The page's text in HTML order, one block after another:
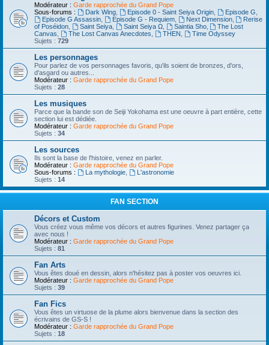
Modérateur : Garde rapprochée du Grand Pope
Sous-forums :
Dark Wing, Episode 0 - Saint Seiya Origin, Episode G
Episode G Assassin, Episode G - Requiem, Next Dimension,
Rerise
of Poséidon
Saint Seiya, Saint Seiya Ω, Saintia Sho,
The Lost
Canvas
The Lost Canvas Anecdotes THEN
Time Odyssey
Sujets : 729
Les personnages
Pour parlez de vos personnages favoris, qu'ils soient de bronzes, d'ors,
d'asgard ou autres...
Modérateur : Garde rapprochée du Grand Pope
Sujets : 28
Les musiques
Parce que la bande son de Seiji Yokohama est une oeuvre à part entière, cette
section lui est dédiée.
Modérateur : Garde rapprochée du Grand Pope
Sujets : 34
Les sources
Ils sont la base de l'histoire, venez en parler.
Modérateur : Garde rapprochée du Grand Pope
Sous-forums :
La mythologie,
L'astronomie
Sujets : 14
FAN SECTION
Décors et Custom
Vous créez vous même vos décors et autres figurines. Venez partager ça
avec nous !
Modérateur : Garde rapprochée du Grand Pope
Sujets : 81
Fan Arts
Vous êtes doué en dessin, alors n'hésitez pas à poster vos oeuvres ici.
Modérateur : Garde rapprochée du Grand Pope
Sujets : 39
Fan Fics
Vous êtes un virtuose de la plume alors bienvenue dans la section des
écrivains de GS-S !
Modérateur : Garde rapprochée du Grand Pope
Sujets : 18